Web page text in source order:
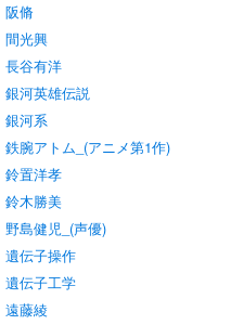
阪脩
間光興
長谷有洋
銀河英雄伝説
銀河系
鉄腕アトム_(アニメ第1作)
鈴置洋孝
鈴木勝美
野島健児_(声優)
遺伝子操作
遺伝子工学
遠藤綾